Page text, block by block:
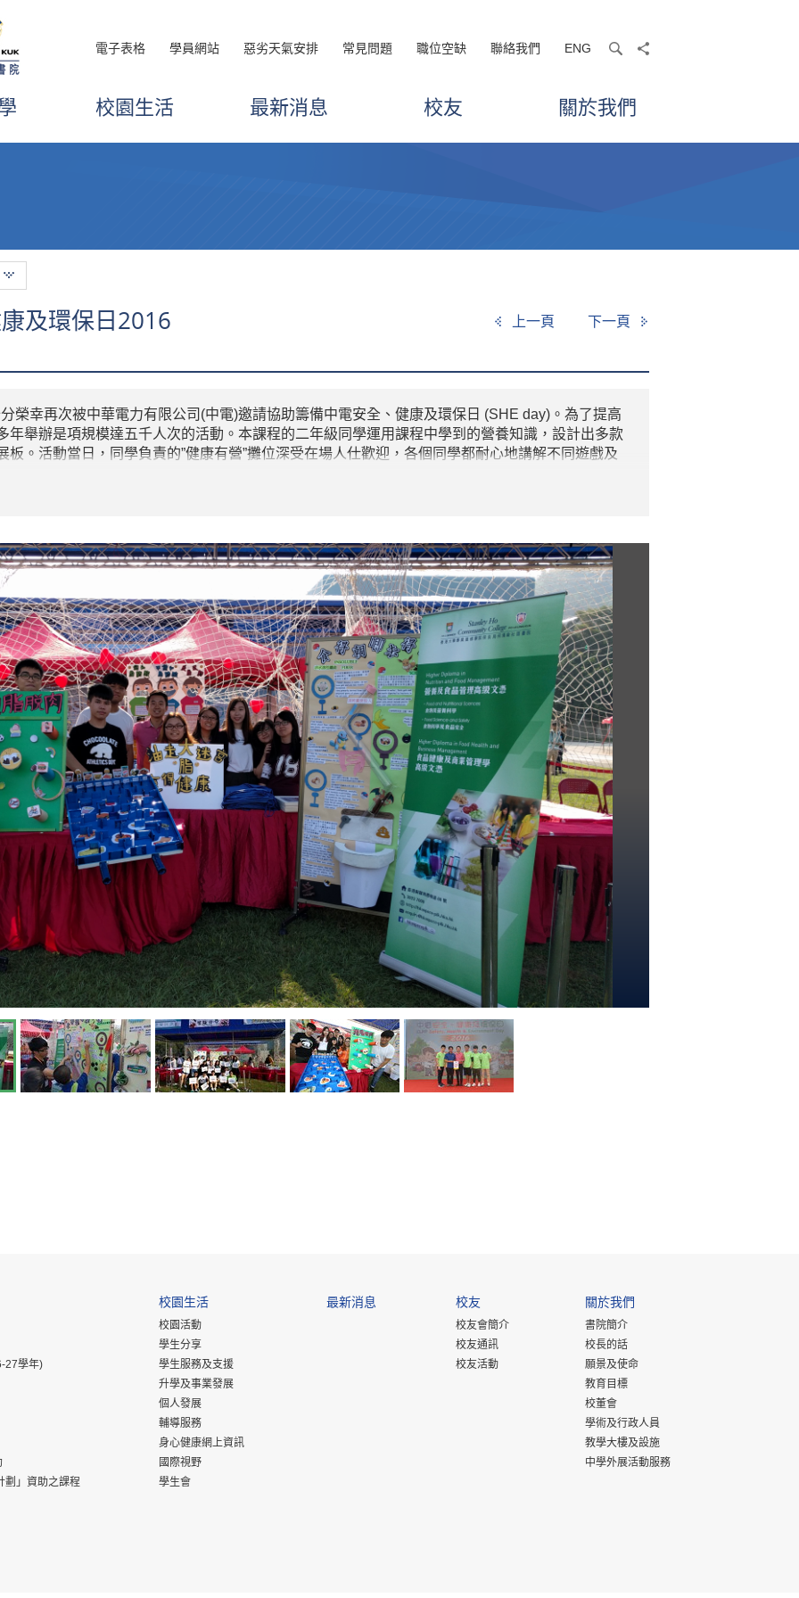
電子表格 學員網站 惡劣天氣安排 常見問題 職位空缺 聯絡我們 ENG searchshare
校園生活 最新消息 校友 關於我們
及環保日2016 上一頁 下一頁
榮幸再次被中華電力有限公司(中電)邀請協助籌備中電安全、健康及環保日 (SHE day)。為了提高
年舉辦是項規模達五千人次的活動。本課程的二年級同學運用課程中學到的營養知識，設計出多款
。活動當日，同學負責的”健康有營”攤位深受在場人仕歡迎，各個同學都耐心地講解不同遊戲及
27學年)
劃」資助之課程
校園生活
校園活動
學生分享
學生服務及支援
升學及事業發展
個人發展
輔導服務
身心健康網上資訊
國際視野
學生會
最新消息 校友
校友會簡介
校友通訊
校友活動
關於我們
書院簡介
校長的話
願景及使命
教育目標
校董會
學術及行政人員
教學大樓及設施
中學外展活動服務